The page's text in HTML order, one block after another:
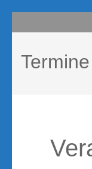
Inhalt
(Enter
drücken)
compurem
Termine